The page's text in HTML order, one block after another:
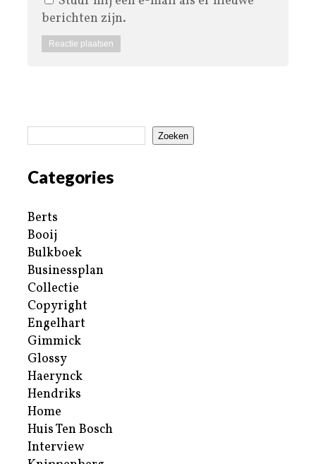
berichten zijn.
Zoeken
Categories
Berts
Booij
Bulkboek
Businessplan
Collectie
Copyright
Engelhart
Gimmick
Glossy
Haerynck
Hendriks
Home
Huis Ten Bosch
Interview